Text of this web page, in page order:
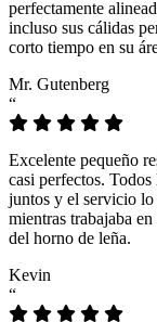
perfectamente
incluso sus cálidas
corto tiempo en su
Mr. Gutenberg
“
Excelente pequeño
casi perfectos.
juntos y el servicio
mientras trabajaba
del horno de leña.
Kevin
“